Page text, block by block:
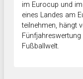
im Eurocup und
eines Landes am
teilnehmen, hängt
Fußballwelt.